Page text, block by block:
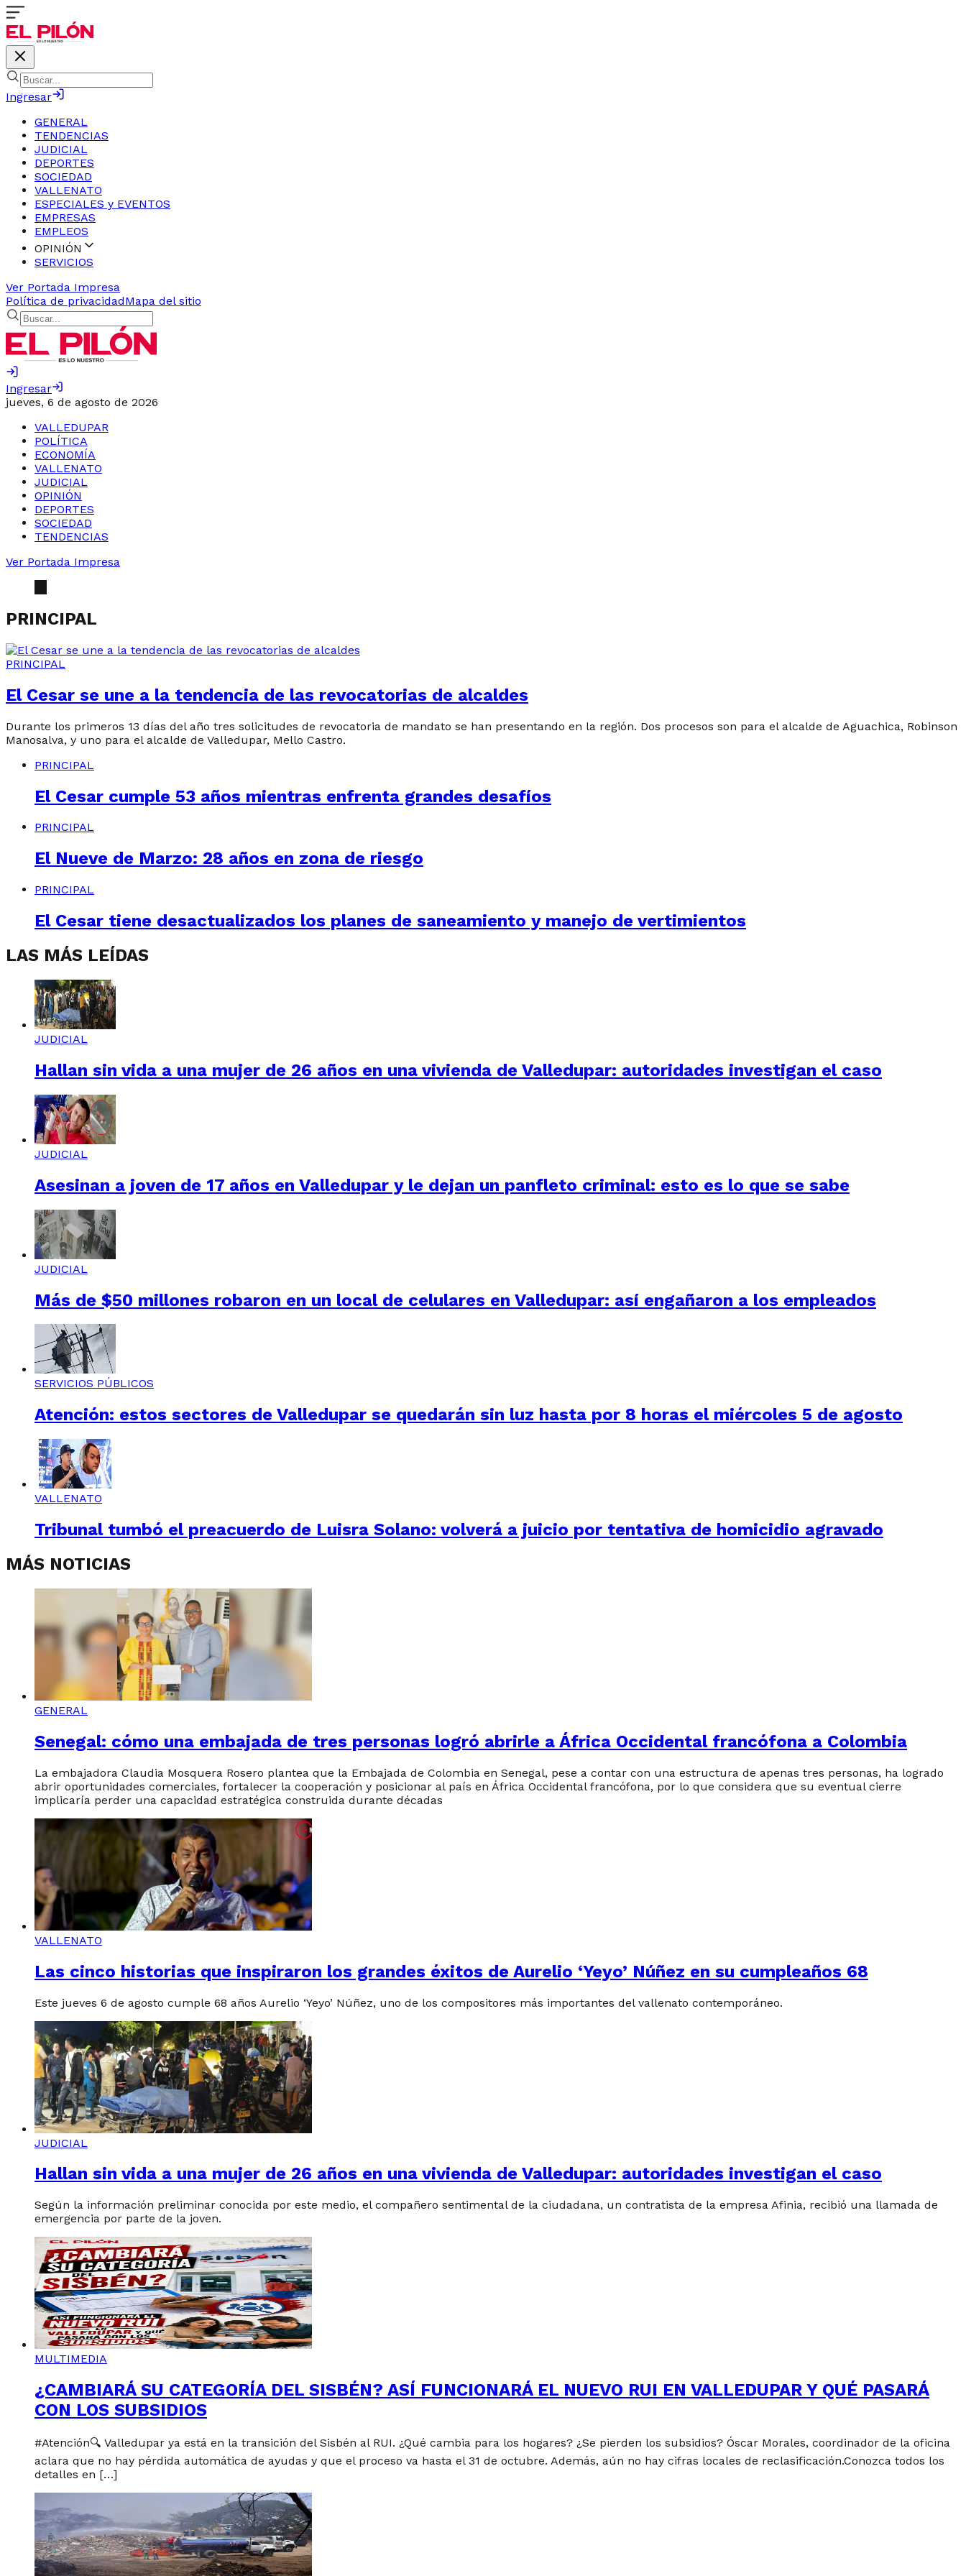
Ingresar
GENERAL
TENDENCIAS
JUDICIAL
DEPORTES
SOCIEDAD
VALLENATO
ESPECIALES y EVENTOS
EMPRESAS
EMPLEOS
OPINIÓN
SERVICIOS
Ver Portada Impresa
Política de privacidadMapa del sitio
Ingresar
jueves, 6 de agosto de 2026
VALLEDUPAR
POLÍTICA
ECONOMÍA
VALLENATO
JUDICIAL
OPINIÓN
DEPORTES
SOCIEDAD
TENDENCIAS
Ver Portada Impresa
PRINCIPAL
PRINCIPAL
El Cesar se une a la tendencia de las revocatorias de alcaldes
Durante los primeros 13 días del año tres solicitudes de revocatoria de mandato se han presentando en la región. Dos procesos son para el alcalde de Aguachica, Robinson
Manosalva, y uno para el alcalde de Valledupar, Mello Castro.
PRINCIPAL
El Cesar cumple 53 años mientras enfrenta grandes desafíos
PRINCIPAL
El Nueve de Marzo: 28 años en zona de riesgo
PRINCIPAL
El Cesar tiene desactualizados los planes de saneamiento y manejo de vertimientos
LAS MÁS LEÍDAS
JUDICIAL
Hallan sin vida a una mujer de 26 años en una vivienda de Valledupar: autoridades investigan el caso
JUDICIAL
Asesinan a joven de 17 años en Valledupar y le dejan un panfleto criminal: esto es lo que se sabe
JUDICIAL
Más de $50 millones robaron en un local de celulares en Valledupar: así engañaron a los empleados
SERVICIOS PÚBLICOS
Atención: estos sectores de Valledupar se quedarán sin luz hasta por 8 horas el miércoles 5 de agosto
VALLENATO
Tribunal tumbó el preacuerdo de Luisra Solano: volverá a juicio por tentativa de homicidio agravado
MÁS NOTICIAS
GENERAL
Senegal: cómo una embajada de tres personas logró abrirle a África Occidental francófona a Colombia
La embajadora Claudia Mosquera Rosero plantea que la Embajada de Colombia en Senegal, pese a contar con una estructura de apenas tres personas, ha logrado
abrir oportunidades comerciales, fortalecer la cooperación y posicionar al país en África Occidental francófona, por lo que considera que su eventual cierre
implicaría perder una capacidad estratégica construida durante décadas
VALLENATO
Las cinco historias que inspiraron los grandes éxitos de Aurelio ‘Yeyo’ Núñez en su cumpleaños 68
Este jueves 6 de agosto cumple 68 años Aurelio ‘Yeyo’ Núñez, uno de los compositores más importantes del vallenato contemporáneo.
JUDICIAL
Hallan sin vida a una mujer de 26 años en una vivienda de Valledupar: autoridades investigan el caso
Según la información preliminar conocida por este medio, el compañero sentimental de la ciudadana, un contratista de la empresa Afinia, recibió una llamada de
emergencia por parte de la joven.
MULTIMEDIA
¿CAMBIARÁ SU CATEGORÍA DEL SISBÉN? ASÍ FUNCIONARÁ EL NUEVO RUI EN VALLEDUPAR Y QUÉ PASARÁ
CON LOS SUBSIDIOS
#Atención🔍 Valledupar ya está en la transición del Sisbén al RUI. ¿Qué cambia para los hogares? ¿Se pierden los subsidios? Óscar Morales, coordinador de la oficina
aclara que no hay pérdida automática de ayudas y que el proceso va hasta el 31 de octubre. Además, aún no hay cifras locales de reclasificación.Conozca todos los
detalles en […]